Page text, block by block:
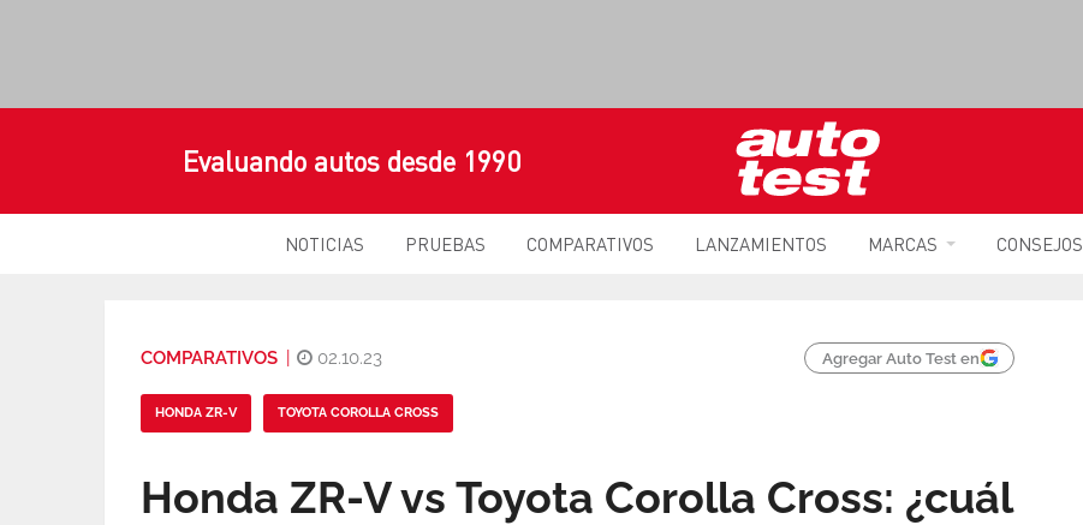
Evaluando autos desde 1990
NOTICIAS PRUEBAS COMPARATIVOS LANZAMIENTOS MARCAS CONSEJOS
COMPARATIVOS 02.10.23 Agregar Auto Test en
HONDA ZR-V TOYOTA COROLLA CROSS
Honda ZR-V vs Toyota Corolla Cross: ¿cuál